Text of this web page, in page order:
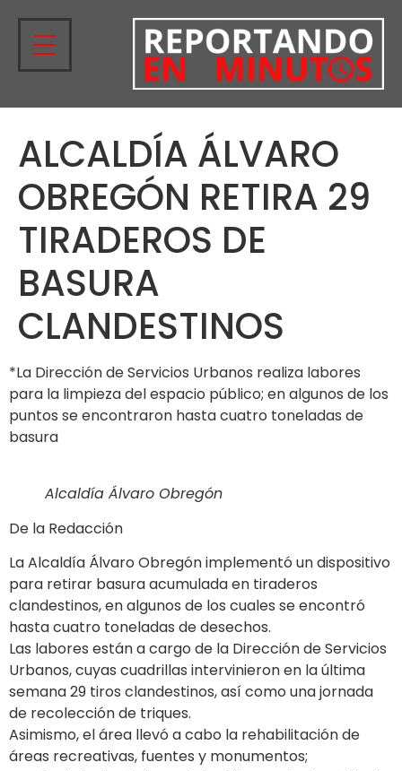
ALCALDÍA ÁLVARO
OBREGÓN RETIRA 29
TIRADEROS DE
BASURA
CLANDESTINOS
*La Dirección de Servicios Urbanos realiza labores
para la limpieza del espacio público; en algunos de los
puntos se encontraron hasta cuatro toneladas de
basura
Alcaldía Álvaro Obregón
De la Redacción
La Alcaldía Álvaro Obregón implementó un dispositivo
para retirar basura acumulada en tiraderos
clandestinos, en algunos de los cuales se encontró
hasta cuatro toneladas de desechos.
Las labores están a cargo de la Dirección de Servicios
Urbanos, cuyas cuadrillas intervinieron en la última
semana 29 tiros clandestinos, así como una jornada
de recolección de triques.
Asimismo, el área llevó a cabo la rehabilitación de
áreas recreativas, fuentes y monumentos;